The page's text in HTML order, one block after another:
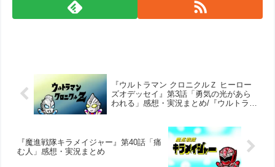
『ウルトラマン クロニクルＺ ヒーロー
ズオデッセイ』第3話「勇気の光があら
われる」感想・実況まとめ/『ウルトラギ
『魔進戦隊キラメイジャー』第40話「痛
む人」感想・実況まとめ